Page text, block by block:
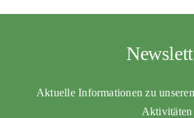
Aktuelle Informationen zu
Aktivitäten